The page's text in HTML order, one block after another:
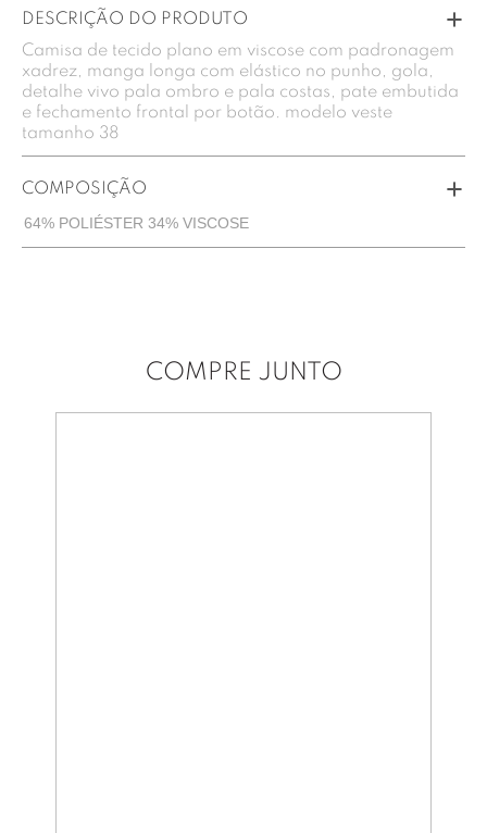
DESCRIÇÃO DO PRODUTO
Camisa de tecido plano em viscose com padronagem
xadrez, manga longa com elástico no punho, gola,
detalhe vivo pala ombro e pala costas, pate embutida
e fechamento frontal por botão. modelo veste
tamanho 38
COMPOSIÇÃO
64% POLIÉSTER 34% VISCOSE
COMPRE JUNTO